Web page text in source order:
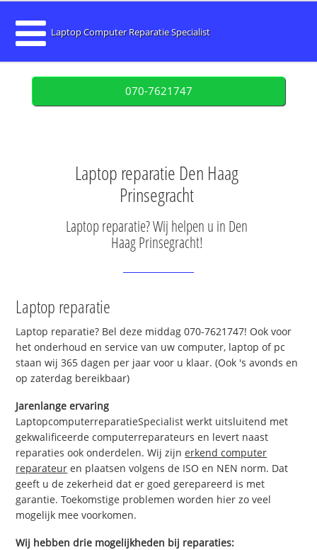
Laptop Computer Reparatie Specialist
070-7621747
Laptop reparatie Den Haag
Prinsegracht
Laptop reparatie? Wij helpen u in Den
Haag Prinsegracht!
Laptop reparatie
Laptop reparatie? Bel deze middag 070-7621747! Ook voor
het onderhoud en service van uw computer, laptop of pc
staan wij 365 dagen per jaar voor u klaar. (Ook 's avonds en
op zaterdag bereikbaar)
Jarenlange ervaring
LaptopcomputerreparatieSpecialist werkt uitsluitend met
gekwalificeerde computerreparateurs en levert naast
reparaties ook onderdelen. Wij zijnerkend computer
reparateur en plaatsen volgens de ISO en NEN norm. Dat
geeft u de zekerheid dat er goed gerepareerd is met
garantie. Toekomstige problemen worden hier zo veel
mogelijk mee voorkomen.
Wij hebben drie mogelijkheden bij reparaties: